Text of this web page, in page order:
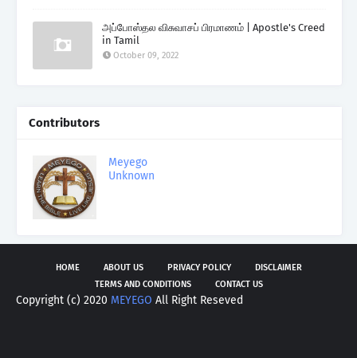
அப்போஸ்தல விசுவாசப் பிரமாணம் | Apostle's Creed
in Tamil
October 09, 2022
Contributors
Meyego
Unknown
HOME ABOUT US PRIVACY POLICY
DISCLAIMER
TERMS AND CONDITIONS
CONTACT US
Copyright (c) 2020 MEYEGO All Right Reseved